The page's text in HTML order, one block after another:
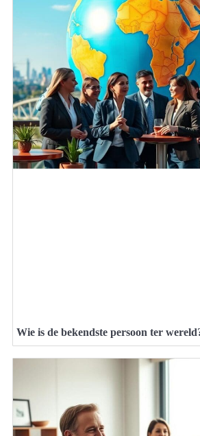
Wie is de bekendste persoon ter